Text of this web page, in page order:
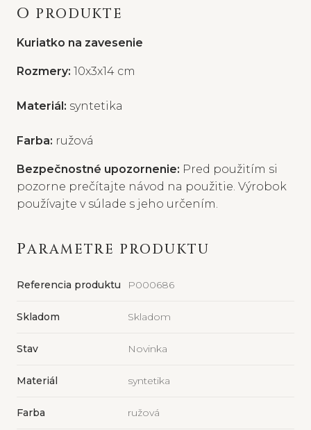
O PRODUKTE
Kuriatko na zavesenie
Rozmery: 10x3x14 cm
Materiál: syntetika
Farba: ružová
Bezpečnostné upozornenie: Pred použitím si
pozorne prečítajte návod na použitie. Výrobok
používajte v súlade s jeho určením.
PARAMETRE PRODUKTU
Referencia produktu P000686
Skladom Skladom
Stav Novinka
Materiál syntetika
Farba ružová